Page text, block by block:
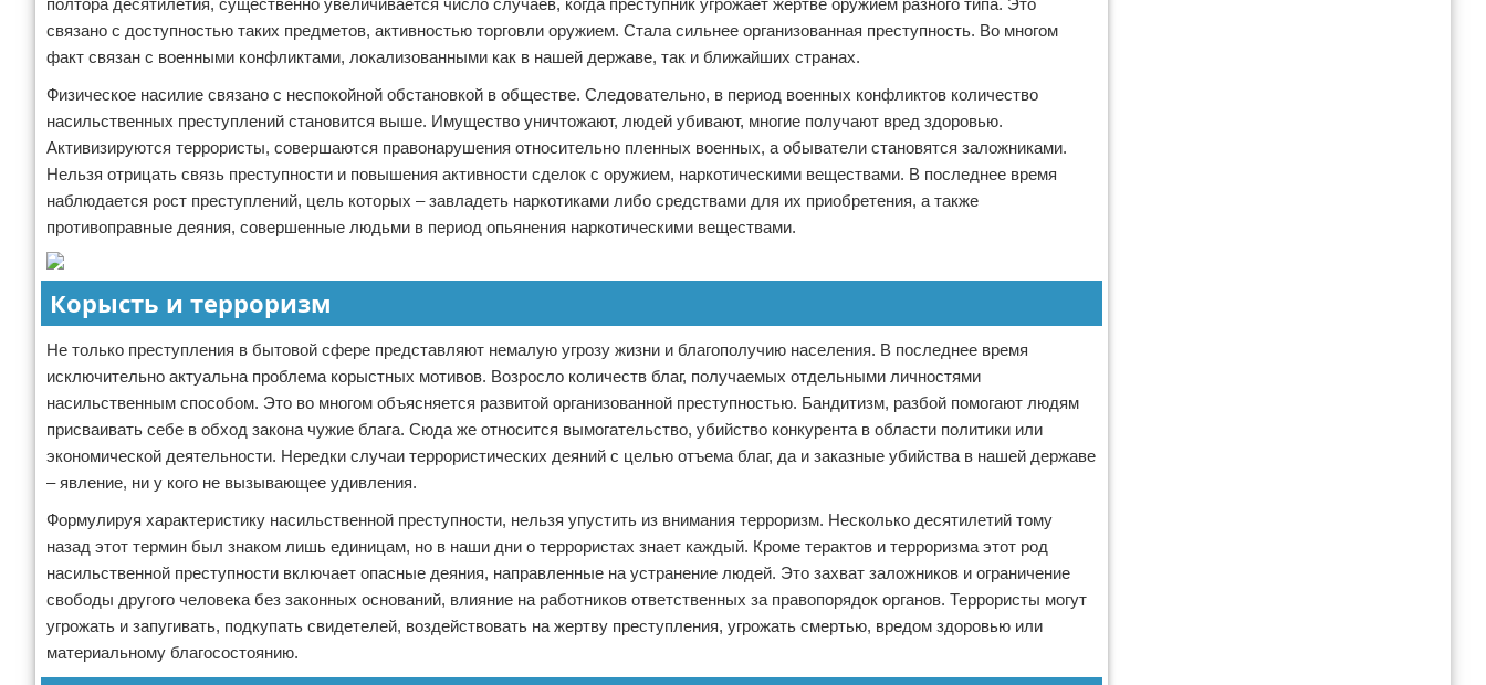
полтора десятилетия, существенно увеличивается число случаев, когда преступник угрожает жертве оружием разного типа. Это
связано с доступностью таких предметов, активностью торговли оружием. Стала сильнее организованная преступность. Во многом
факт связан с военными конфликтами, локализованными как в нашей державе, так и ближайших странах.
Физическое насилие связано с неспокойной обстановкой в обществе. Следовательно, в период военных конфликтов количество
насильственных преступлений становится выше. Имущество уничтожают, людей убивают, многие получают вред здоровью.
Активизируются террористы, совершаются правонарушения относительно пленных военных, а обыватели становятся заложниками.
Нельзя отрицать связь преступности и повышения активности сделок с оружием, наркотическими веществами. В последнее время
наблюдается рост преступлений, цель которых – завладеть наркотиками либо средствами для их приобретения, а также
противоправные деяния, совершенные людьми в период опьянения наркотическими веществами.
Корысть и терроризм
Не только преступления в бытовой сфере представляют немалую угрозу жизни и благополучию населения. В последнее время
исключительно актуальна проблема корыстных мотивов. Возросло количеств благ, получаемых отдельными личностями
насильственным способом. Это во многом объясняется развитой организованной преступностью. Бандитизм, разбой помогают людям
присваивать себе в обход закона чужие блага. Сюда же относится вымогательство, убийство конкурента в области политики или
экономической деятельности. Нередки случаи террористических деяний с целью отъема благ, да и заказные убийства в нашей державе
– явление, ни у кого не вызывающее удивления.
Формулируя характеристику насильственной преступности, нельзя упустить из внимания терроризм. Несколько десятилетий тому
назад этот термин был знаком лишь единицам, но в наши дни о террористах знает каждый. Кроме терактов и терроризма этот род
насильственной преступности включает опасные деяния, направленные на устранение людей. Это захват заложников и ограничение
свободы другого человека без законных оснований, влияние на работников ответственных за правопорядок органов. Террористы могут
угрожать и запугивать, подкупать свидетелей, воздействовать на жертву преступления, угрожать смертью, вредом здоровью или
материальному благосостоянию.